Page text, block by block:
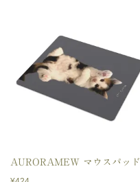
AURORAMEW マウスパッド